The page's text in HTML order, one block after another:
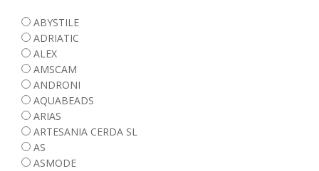
ABYSTILE
ADRIATIC
ALEX
AMSCAM
ANDRONI
AQUABEADS
ARIAS
ARTESANIA CERDA SL
AS
ASMODE